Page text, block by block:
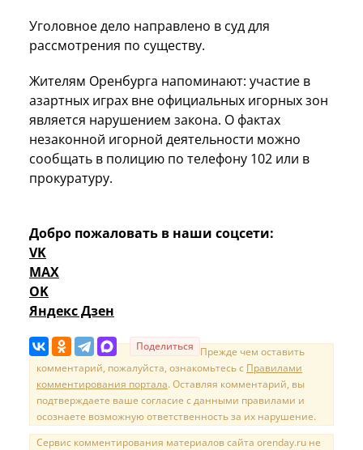
Уголовное дело направлено в суд для
рассмотрения по существу.
Жителям Оренбурга напоминают: участие в
азартных играх вне официальных игорных зон
является нарушением закона. О фактах
незаконной игорной деятельности можно
сообщать в полицию по телефону 102 или в
прокуратуру.
Добро пожаловать в наши соцсети:
VK
MAX
OK
Яндекс Дзен
Поделиться Прежде чем оставить
комментарий, пожалуйста, ознакомьтесь с Правилами
комментирования портала. Оставляя комментарий, вы
подтверждаете ваше согласие с данными правилами и
осознаете возможную ответственность за их нарушение.
Сервис комментирования материалов сайта orenday.ru не